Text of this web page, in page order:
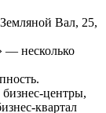
Вал, 25,
— несколько
центры,
квартал